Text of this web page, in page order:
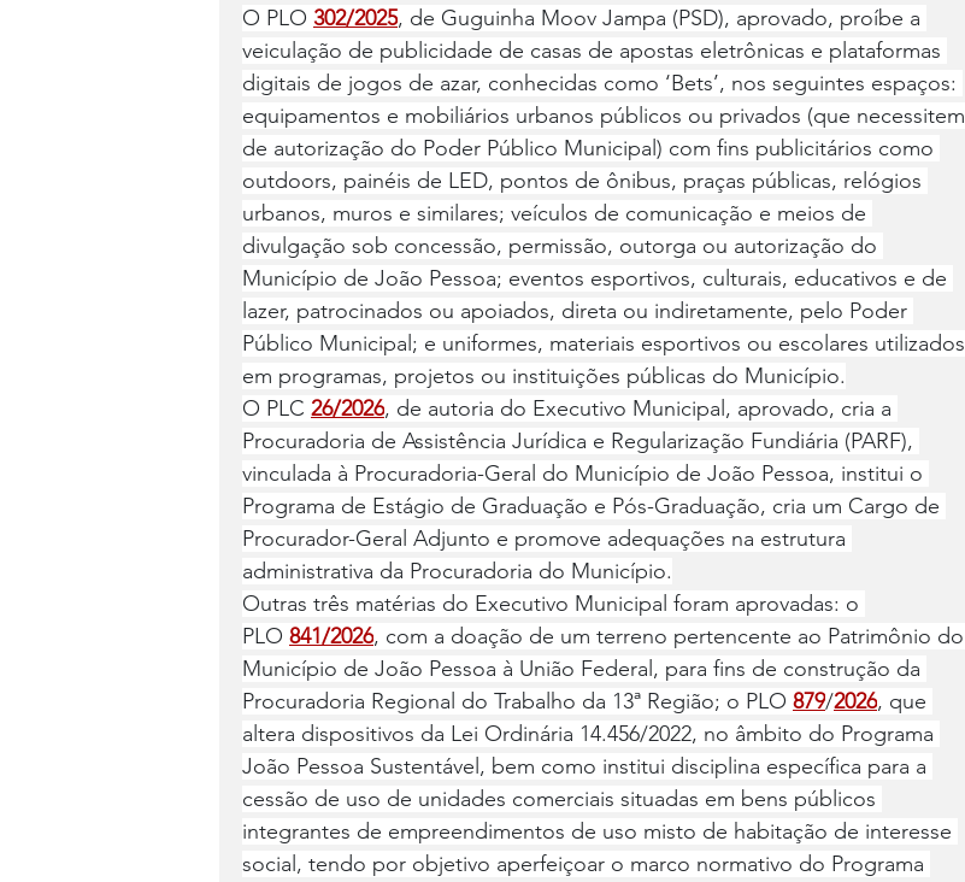
O PLO 302/2025, de Guguinha Moov Jampa (PSD), aprovado, proíbe a
veiculação de publicidade de casas de apostas eletrônicas e plataformas
digitais de jogos de azar, conhecidas como ‘Bets’, nos seguintes espaços:
equipamentos e mobiliários urbanos públicos ou privados (que necessitem
de autorização do Poder Público Municipal) com fins publicitários como
outdoors, painéis de LED, pontos de ônibus, praças públicas, relógios
urbanos, muros e similares; veículos de comunicação e meios de
divulgação sob concessão, permissão, outorga ou autorização do
Município de João Pessoa; eventos esportivos, culturais, educativos e de
lazer, patrocinados ou apoiados, direta ou indiretamente, pelo Poder
Público Municipal; e uniformes, materiais esportivos ou escolares utilizados
em programas, projetos ou instituições públicas do Município.
O PLC 26/2026, de autoria do Executivo Municipal, aprovado, cria a
Procuradoria de Assistência Jurídica e Regularização Fundiária (PARF),
vinculada à Procuradoria-Geral do Município de João Pessoa, institui o
Programa de Estágio de Graduação e Pós-Graduação, cria um Cargo de
Procurador-Geral Adjunto e promove adequações na estrutura
administrativa da Procuradoria do Município.
Outras três matérias do Executivo Municipal foram aprovadas: o
PLO 841/2026, com a doação de um terreno pertencente ao Patrimônio do
Município de João Pessoa à União Federal, para fins de construção da
Procuradoria Regional do Trabalho da 13ª Região; o PLO 879/2026, que
altera dispositivos da Lei Ordinária 14.456/2022, no âmbito do Programa
João Pessoa Sustentável, bem como institui disciplina específica para a
cessão de uso de unidades comerciais situadas em bens públicos
integrantes de empreendimentos de uso misto de habitação de interesse
social, tendo por objetivo aperfeiçoar o marco normativo do Programa